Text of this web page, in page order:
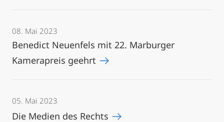
08. Mai 2023
Benedict Neuenfels mit 22. Marburger
Kamerapreis geehrt
05. Mai 2023
Die Medien des Rechts